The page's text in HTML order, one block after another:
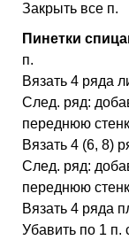
Закрыть все п.
Пинетки
п.
Вязать 4 ряда
След. ряд:
переднюю
Вязать 4 (6, 8)
След. ряд:
переднюю
Вязать 4 ряда
Убавить по 1 п.